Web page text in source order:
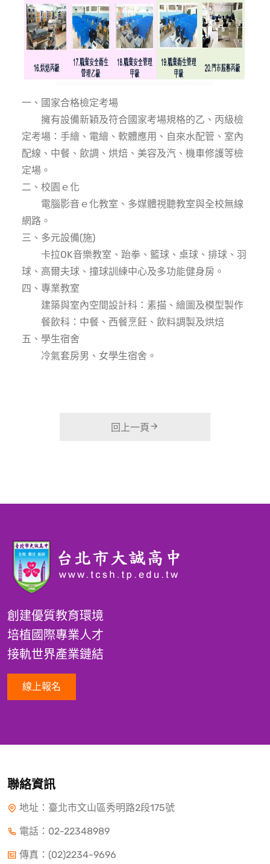
一、國家合格檢定考場
擁有設備新穎及符合國家考場規格的乙、丙級檢
定考場：手繪、電繪、軟體應用、自來水配管、室內
配線、中餐、飲調、烘焙、美容及汽、機車修護等檢
定場。
二、校園ｅ化
電腦影音ｅ化教室、多媒體視聽教室與全校無線
網路。
三、多元設備(施)
卡拉OK音樂教室、跆拳、籃球、桌球、排球、羽
球、高爾夫球、撞球訓練中心及多功能健身房。
四、專業教室
建築與室內空間設計科：素描、繪圖及模型製作
餐飲科：中餐、西餐烹飪、飲料調製及烘焙
五、學生宿舍
冷氣套房男、女學生宿舍。
回上一頁
創建優質教育環境
培植國際專業人才
接軌世界產業鏈結
線上報名
聯絡資訊
地址：臺北市文山區秀明路2段175號
電話： 02-22348989
傳真：(02)2234-9696